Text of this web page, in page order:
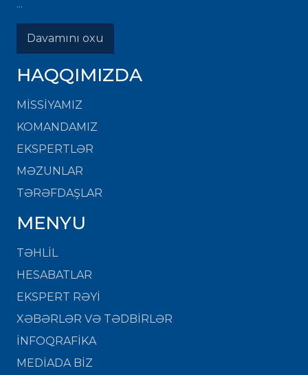
...
Davamını oxu
HAQQIMIZDA
MISSIYAMIZ
KOMANDAMIZ
EKSPERTLƏR
MƏZUNLAR
TƏRƏFDAŞLAR
MENYU
TƏHLİL
HESABATLAR
EKSPERT RƏYİ
XƏBƏRLƏR VƏ TƏDBİRLƏR
İNFOQRAFİKA
MEDİADA BİZ